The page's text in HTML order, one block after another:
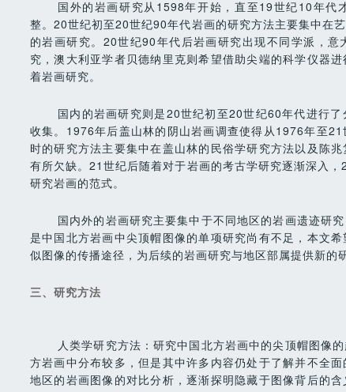
国外的岩画研究从1598年开始，直至19世纪10年代
整。20世纪初至20世纪90年代岩画的研究方法主要集中在
的岩画研究。20世纪90年代后岩画研究出现不同学派，
究，澳大利亚学者贝德纳里克则希望借助尖端的科学仪器
着岩画研究。
国内的岩画研究则是20世纪初至20世纪60年代进行
收集。1976年后盖山林的阴山岩画调查使得从1976年至
时的研究方法主要集中在盖山林的民俗学研究方法以及陈
有所欠缺。21世纪后随着对于岩画的考古学研究逐渐深入
研究岩画的范式。
国内外的岩画研究主要集中于不同地区的岩画遗迹研
是中国北方岩画中尖顶帽图像的单项研究尚有不足，本文
似图像的传播途径，为后续的岩画研究与地区部属提供新的
三、研究方法
人类学研究方法：研究中国北方岩画中的尖顶帽图像
方岩画中分布较多，但是其中许多内容仍处于了解并不全
地区的岩画图像的对比分析，逐渐探明隐藏于图像背后的